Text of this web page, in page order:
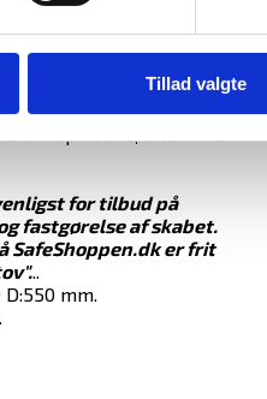
Tillad valgte
eller mod merpris
fastboltning i gulv -
medfølger.
for tilbud på
fastgørelse af skabet.
SafeShoppen.dk er frit
..
D:550 mm.